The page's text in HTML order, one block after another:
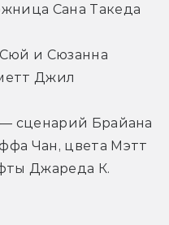
Сана Такеда
и Сюзанна
Джил
сценарий Брайана
Чан, цвета Мэтт
Джареда К.